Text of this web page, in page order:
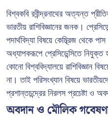
বিশ্বকবি রবীন্দ্রনাথের অত্যন্ত
ভারতীয় রাশিবিজ্ঞানের জনক।
পদার্থবিদ্যা বিষয়ে কেম্ব্রিজ থেকে
অধ্যাপকরূপে প্রেসিডেন্সিতে নিযুক্ত
কোনো বিশ্ববিদ্যালয়ে রাশিবিজ্ঞান
না। তাই পরিসংখ্যান বিষয়ে
প্রশান্তচন্দ্রের নিরলস প্রচেষ্টা ও
অবদান ও মৌলিক